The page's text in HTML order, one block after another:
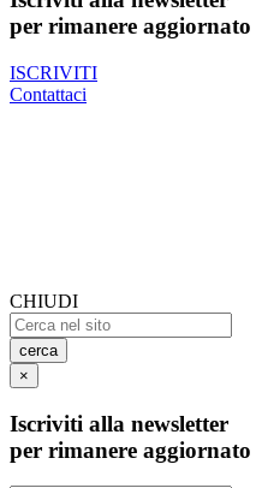
per rimanere aggiornato
ISCRIVITI
Contattaci
CHIUDI
cerca
×
Iscriviti alla newsletter
per rimanere aggiornato